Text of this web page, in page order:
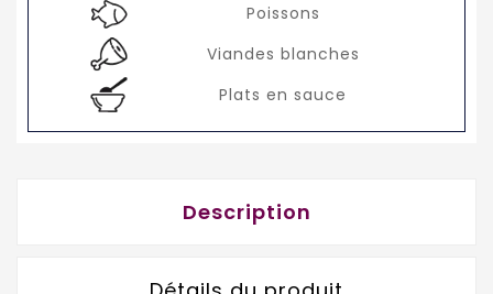
Poissons
Viandes blanches
Plats en sauce
Description